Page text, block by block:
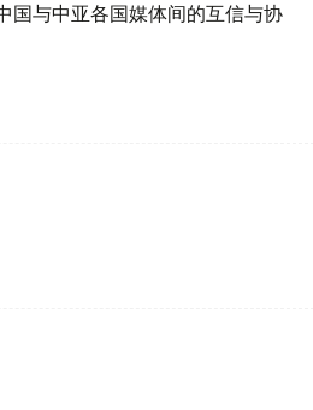
国与中亚各国媒体间的互信与协